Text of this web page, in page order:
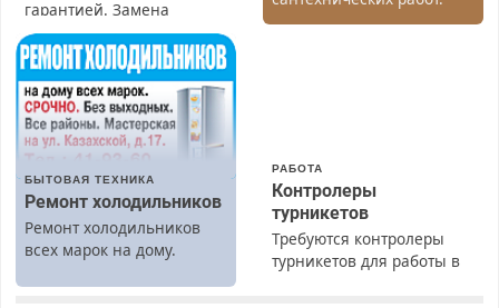
гарантией. Замена
резины. Качественно.
Недорого. Без выходных.
Все районы. Скидка.
Вызов бесплатный.
Быстро. Качественно.
БЫТОВАЯ ТЕХНИКА
Ремонт холодильников
Ремонт холодильников
всех марок на дому.
РАБОТА
Контролеры
турникетов
Требуются контролеры
турникетов для работы в